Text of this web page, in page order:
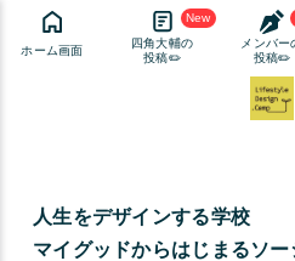
ホーム画面
New
四角大輔の
投稿✏️
メンバー
投稿✏️
人生をデザインする学校
マイグッドからはじまるソー